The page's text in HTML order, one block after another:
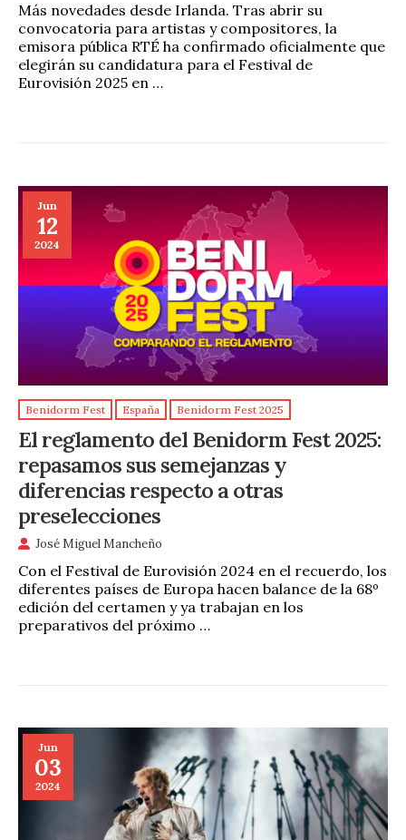
Más novedades desde Irlanda. Tras abrir su
convocatoria para artistas y compositores, la
emisora pública RTÉ ha confirmado oficialmente que
elegirán su candidatura para el Festival de
Eurovisión 2025 en …
Jun
12
2024
Benidorm Fest España Benidorm Fest 2025
El reglamento del Benidorm Fest 2025:
repasamos sus semejanzas y
diferencias respecto a otras
preselecciones
José Miguel Mancheño
Con el Festival de Eurovisión 2024 en el recuerdo, los
diferentes países de Europa hacen balance de la 68º
edición del certamen y ya trabajan en los
preparativos del próximo …
Jun
03
2024